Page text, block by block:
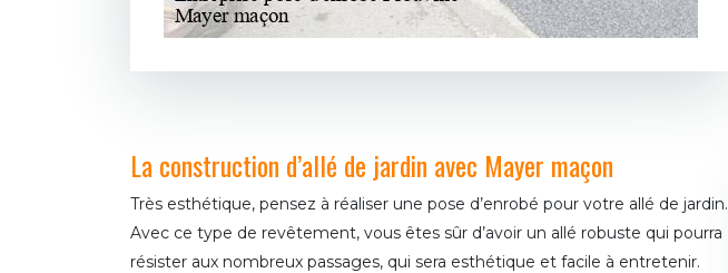
La construction d’allé de jardin avec Mayer maçon
Très esthétique, pensez à réaliser une pose d’enrobé pour votre allé de jardin.
Avec ce type de revêtement, vous êtes sûr d’avoir un allé robuste qui pourra
résister aux nombreux passages, qui sera esthétique et facile à entretenir.